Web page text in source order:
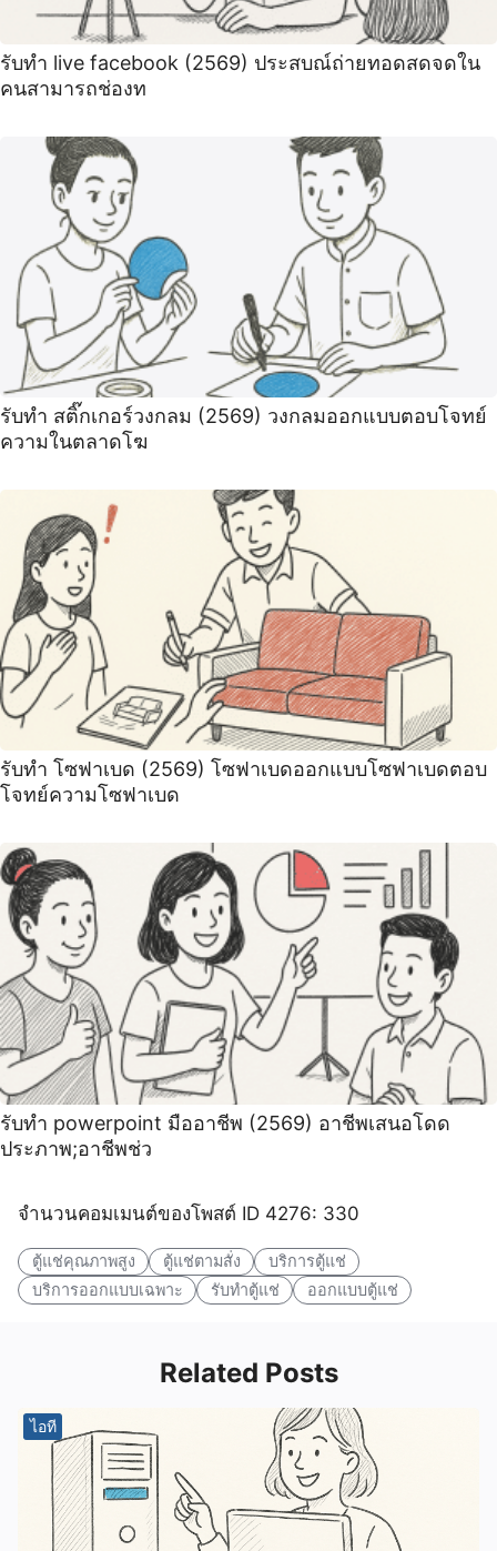
รับทำ live facebook (2569) ประสบณ์ถ่ายทอดสดจดใน
คนสามารถช่องท
รับทำ สติ๊กเกอร์วงกลม (2569) วงกลมออกแบบตอบโจทย์
ความในตลาดโฆ
รับทำ โซฟาเบด (2569) โซฟาเบดออกแบบโซฟาเบดตอบ
โจทย์ความโซฟาเบด
รับทำ powerpoint มืออาชีพ (2569) อาชีพเสนอโดด
ประภาพ;อาชีพช่ว
จำนวนคอมเมนต์ของโพสต์ ID 4276: 330
ตู้แช่คุณภาพสูง ตู้แช่ตามสั่ง
บริการตู้แช่
บริการออกแบบเฉพาะ
รับทำตู้แช่ ออกแบบตู้แช่
Related Posts
ไอที